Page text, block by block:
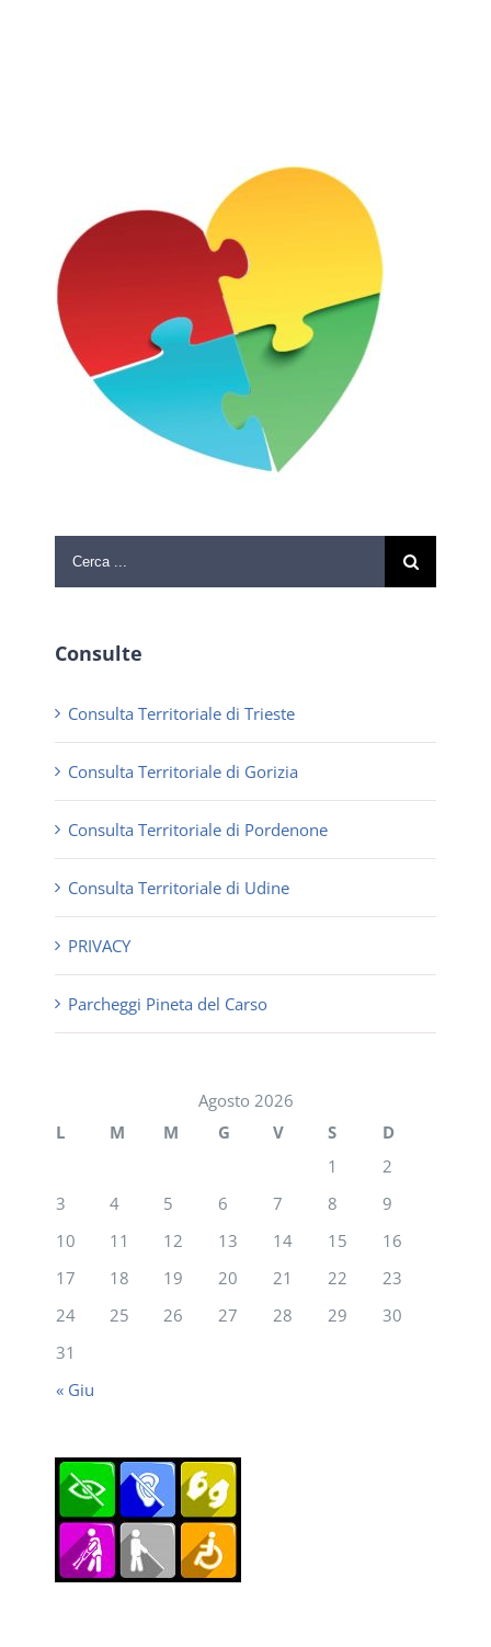
Cerca
per:
Consulte
Consulta Territoriale di Trieste
Consulta Territoriale di Gorizia
Consulta Territoriale di Pordenone
Consulta Territoriale di Udine
PRIVACY
Parcheggi Pineta del Carso
Agosto 2026
L
M M G V S D
« Giu
1
2
3
4 5 6 7 8
9
10
11 12 13 14 15
16
17
18 19 20 21 22
23
24
25 26 27 28 29
30
31